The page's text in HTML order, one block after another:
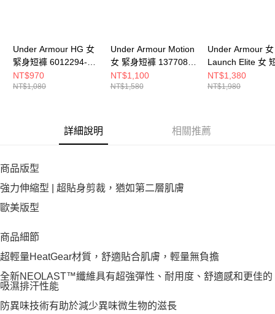
Under Armour HG 女
緊身短褲 6012294-
008
NT$970
NT$1,080
Under Armour Motion
女 緊身短褲 1377088-
001
NT$1,100
NT$1,580
Under Armour 女
Launch Elite 女
衣 1389564-100
NT$1,380
NT$1,980
詳細說明 相關推薦
商品版型
強力伸縮型 | 超貼身剪裁，猶如第二層肌膚
歐美版型
商品細節
超輕量HeatGear材質，舒適貼合肌膚，輕量無負擔
全新NEOLAST™纖維具有超強彈性、耐用度、舒適感和更佳的
吸濕排汗性能
防異味技術有助於減少異味微生物的滋長